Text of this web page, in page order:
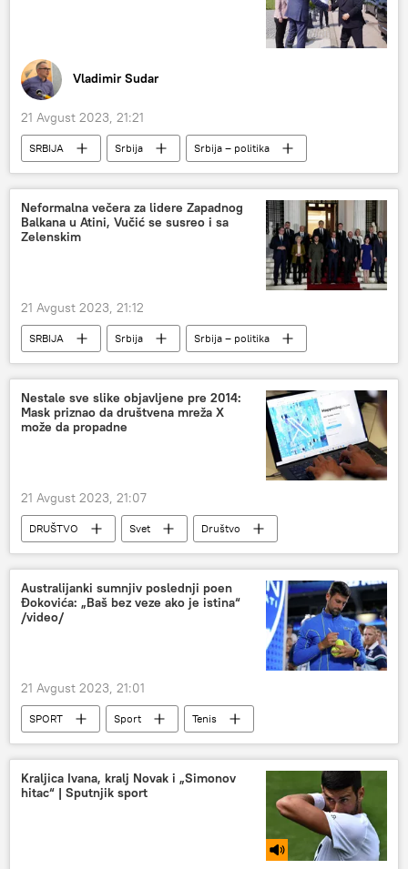
Vladimir Sudar
21 Avgust 2023, 21:21
SRBIJA Srbija
Srbija – politika
Mađarska
granični prelaz
Evropska unija (EU)
Analize i mišljenja
Neformalna večera za lidere Zapadnog
Balkana u Atini, Vučić se susreo i sa
Zelenskim
21 Avgust 2023, 21:12
SRBIJA Srbija
Srbija – politika
Aleksandar Vučić
Vladimir Zelenski
Nestale sve slike objavljene pre 2014:
Mask priznao da društvena mreža X
može da propadne
21 Avgust 2023, 21:07
DRUŠTVO Svet
Društvo
Ilon Mask
Australijanki sumnjiv poslednji poen
Đokovića: „Baš bez veze ako je istina“
/video/
21 Avgust 2023, 21:01
SPORT Sport
Tenis
Novak Đoković
Kraljica Ivana, kralj Novak i „Simonov
hitac“ | Sputnjik sport